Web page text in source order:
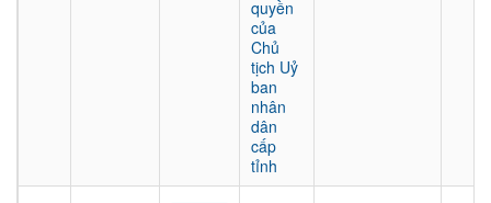
quyền
của
Chủ
tịch Uỷ
ban
nhân
dân
cấp
tỉnh